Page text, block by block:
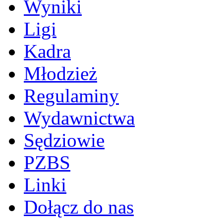
Wyniki
Ligi
Kadra
Młodzież
Regulaminy
Wydawnictwa
Sędziowie
PZBS
Linki
Dołącz do nas